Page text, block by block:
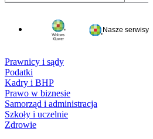
Nasze serwisy
Prawnicy i sądy
Podatki
Kadry i BHP
Prawo w biznesie
Samorząd i administracja
Szkoły i uczelnie
Zdrowie